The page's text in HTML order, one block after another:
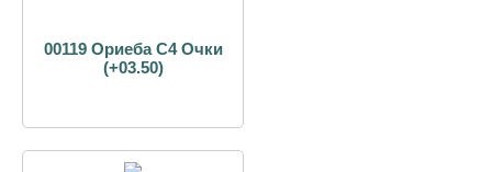
00119 Ориеба С4 Очки
(+03.50)